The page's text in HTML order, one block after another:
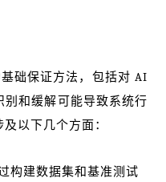
础保证方法，包括对 AI
别和缓解可能导致系统行
以下几个方面：
构建数据集和基准测试